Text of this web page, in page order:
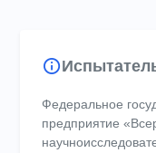
Федеральное
предприятие